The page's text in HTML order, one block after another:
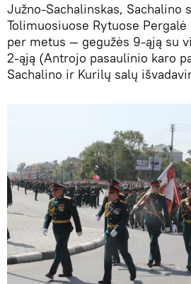
Južno-Sachalinskas, Sachalino
Tolimuosiuose Rytuose
per metus — gegužės 9-ąją su
2-ąją (Antrojo pasaulinio karo
Sachalino ir Kurilų salų